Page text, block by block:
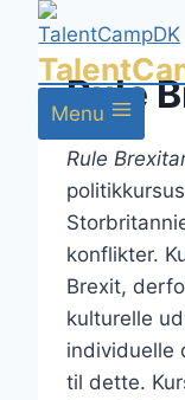
Skip
content
Menu
Rule
Rule
konflikter.
Brexit,
kulturelle
individuelle
til dette.